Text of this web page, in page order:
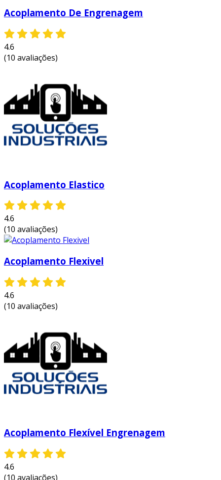
Acoplamento De Engrenagem
4.6
(10 avaliações)
Acoplamento Elastico
4.6
(10 avaliações)
Acoplamento Flexivel
4.6
(10 avaliações)
Acoplamento Flexível Engrenagem
4.6
(10 avaliações)